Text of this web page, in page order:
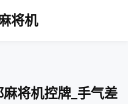
将机
将机控牌_手气差